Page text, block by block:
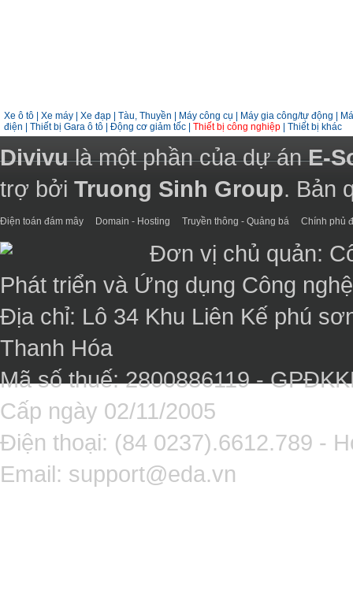
Xe ô tô Xe máy Xe đạp Tàu, Thuyền Máy công cụ Máy gia công/tự động
điện
Thiết bị Gara ô tô Động cơ giảm tốc Thiết bị công nghiệp Thiết bị khác
Divivulà một phần của dự ánE-
trợ bởi Truong Sinh Group. Bản
Điện toán đám mây Domain - Hosting Truyền thông - Quảng bá Chính phủ
Đơn vị chủ quản:
Phát triển và Ứng dụng Công
Địa chỉ: Lô 34 Khu Liên Kế phú
Thanh Hóa
Mã số thuế: 2800886119 -
Cấp ngày 02/11/2005
Điện thoại: (84 0237).6612.789 -
Email: support@eda.vn